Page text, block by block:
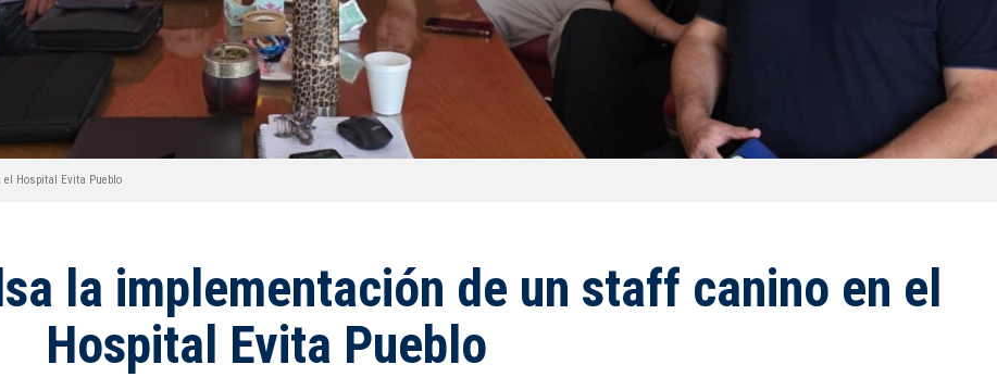
Hospital Evita Pueblo
la implementación de un staff canino en el
Hospital Evita Pueblo